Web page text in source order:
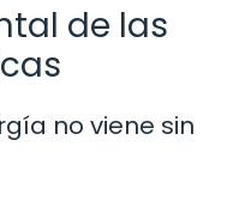
de las
no viene sin